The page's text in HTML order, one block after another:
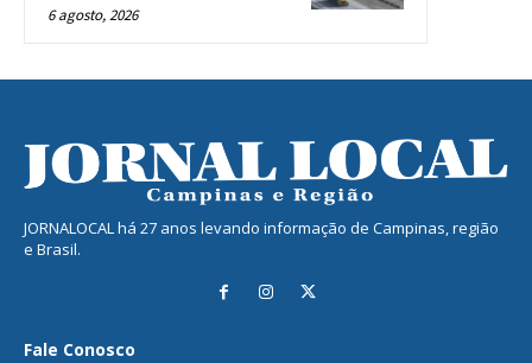
6 agosto, 2026
JORNALOCAL há 27 anos levando informação de Campinas, região
e Brasil.
Fale Conosco